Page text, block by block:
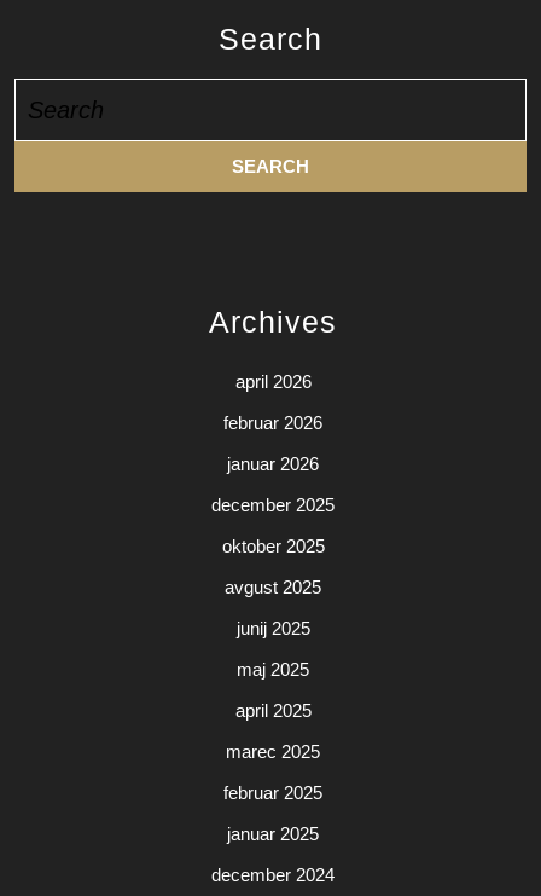
Search
for:
Archives
april 2026
februar 2026
januar 2026
december 2025
oktober 2025
avgust 2025
junij 2025
maj 2025
april 2025
marec 2025
februar 2025
januar 2025
december 2024